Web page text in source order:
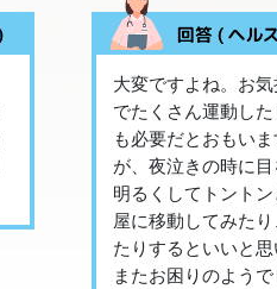
大変ですよね。お
でたくさん運動し
も必要だとおもい
が、夜泣きの時に
明るくしてトント
屋に移動してみた
たりするといいと
またお困りのよう